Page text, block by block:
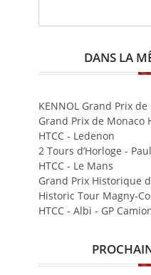
DANS LA
KENNOL Grand Prix
Grand Prix de Monaco
HTCC - Ledenon
2 Tours d’Horloge -
HTCC - Le Mans
Grand Prix Historique
Historic Tour Magny-
HTCC - Albi - GP